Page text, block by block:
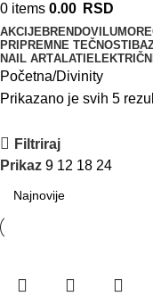
0 items 0.00 RSD
AKCIJEBRENDOVI LUMORE
PRIPREMNE TEČNOSTI
NAIL ARTALATI
Početna Divinity
Prikazano je svih 5
Filtriraj
Prikaz 9 12 18 24